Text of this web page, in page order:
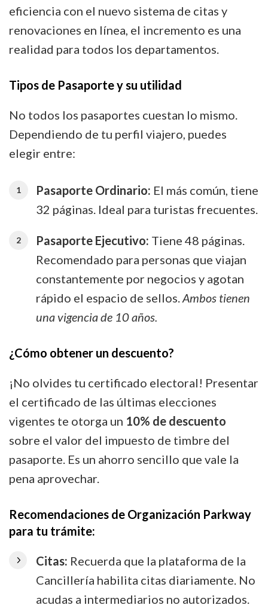
eficiencia con el nuevo sistema de citas y
renovaciones en línea, el incremento es una
realidad para todos los departamentos.
Tipos de Pasaporte y su utilidad
No todos los pasaportes cuestan lo mismo.
Dependiendo de tu perfil viajero, puedes
elegir entre:
Pasaporte Ordinario: El más común, tiene
32 páginas. Ideal para turistas frecuentes.
Pasaporte Ejecutivo: Tiene 48 páginas.
Recomendado para personas que viajan
constantemente por negocios y agotan
rápido el espacio de sellos.Ambos tienen
una vigencia de 10 años.
¿Cómo obtener un descuento?
¡No olvides tu certificado electoral! Presentar
el certificado de las últimas elecciones
vigentes te otorga un 10% de descuento
sobre el valor del impuesto de timbre del
pasaporte. Es un ahorro sencillo que vale la
pena aprovechar.
Recomendaciones de Organización Parkway
para tu trámite:
Citas: Recuerda que la plataforma de la
Cancillería habilita citas diariamente. No
acudas a intermediarios no autorizados.